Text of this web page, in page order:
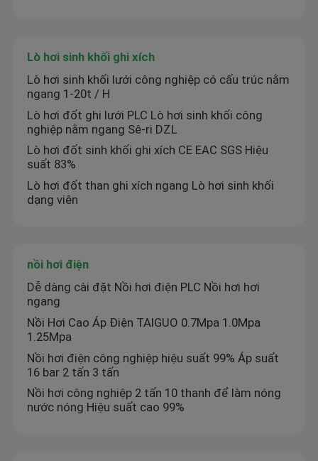
Lò hơi sinh khối ghi xích
Lò hơi sinh khối lưới công nghiệp có cấu trúc nằm
ngang 1-20t / H
Lò hơi đốt ghi lưới PLC Lò hơi sinh khối công
nghiệp nằm ngang Sê-ri DZL
Lò hơi đốt sinh khối ghi xích CE EAC SGS Hiệu
suất 83%
Lò hơi đốt than ghi xích ngang Lò hơi sinh khối
dạng viên
nồi hơi điện
Dễ dàng cài đặt Nồi hơi điện PLC Nồi hơi hơi
ngang
Nồi Hơi Cao Áp Điện TAIGUO 0.7Mpa 1.0Mpa
1.25Mpa
Nồi hơi điện công nghiệp hiệu suất 99% Áp suất
16 bar 2 tấn 3 tấn
Nồi hơi công nghiệp 2 tấn 10 thanh để làm nóng
nước nóng Hiệu suất cao 99%